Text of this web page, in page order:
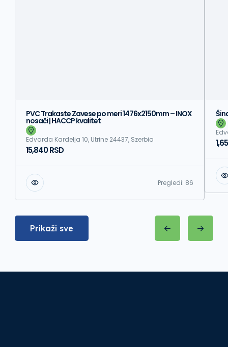
PVC Trakaste Zavese po meri 1476x2150mm – INOX
nosači | HACCP kvalitet
Edvarda Kardelja 10, Utrine 24437, Szerbia
15,840 RSD
Pregledi: 86
Prikaži sve